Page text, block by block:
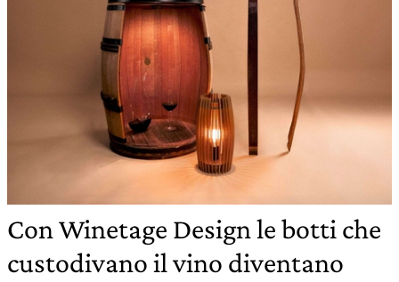
Con Winetage Design le botti che
custodivano il vino diventano